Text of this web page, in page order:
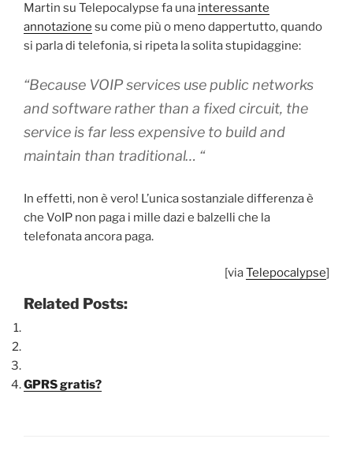
Martin su Telepocalypse fa una interessante
annotazione su come più o meno dappertutto, quando
si parla di telefonia, si ripeta la solita stupidaggine:
“Because VOIP services use public networks
and software rather than a fixed circuit, the
service is far less expensive to build and
maintain than traditional… “
In effetti, non è vero! L’unica sostanziale differenza è
che VoIP non paga i mille dazi e balzelli che la
telefonata ancora paga.
[viaTelepocalypse]
Related Posts:
GPRS gratis?